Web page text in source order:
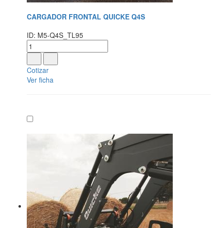
CARGADOR FRONTAL QUICKE Q4S
ID: M5-Q4S_TL95
Cotizar
Ver ficha